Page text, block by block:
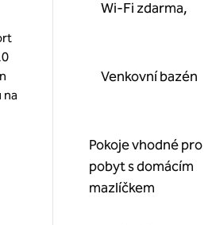
na
Wi-Fi zdarma,
Venkovní bazén
Pokoje vhodné pro
pobyt s domácím
mazlíčkem